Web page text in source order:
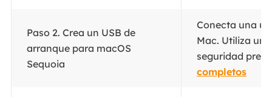
Paso 2. Crea un USB de
arranque para macOS
Sequoia
Conecta una
Mac. Utiliza un
seguridad
completos